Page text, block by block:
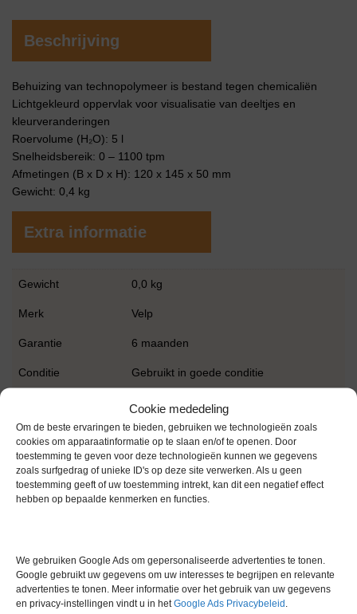
Cookie mededeling
Om de beste ervaringen te bieden, gebruiken we technologieën zoals
cookies om apparaatinformatie op te slaan en/of te openen. Door
toestemming te geven voor deze technologieën kunnen we gegevens
zoals surfgedrag of unieke ID's op deze site verwerken. Als u geen
toestemming geeft of uw toestemming intrekt, kan dit een negatief effect
hebben op bepaalde kenmerken en functies.
We gebruiken Google Ads om gepersonaliseerde advertenties te tonen.
Google gebruikt uw gegevens om uw interesses te begrijpen en relevante
advertenties te tonen. Meer informatie over het gebruik van uw gegevens
en privacy-instellingen vindt u in hetGoogle Ads Privacybeleid .
Beschrijving
Behuizing van technopolymeer is bestand tegen chemicaliën
Lichtgekleurd oppervlak voor visualisatie van deeltjes en
kleurveranderingen
Roervolume (H₂O): 5 l
Snelheidsbereik: 0 – 1100 tpm
Afmetingen (B x D x H): 120 x 145 x 50 mm
Gewicht: 0,4 kg
Extra informatie
Gewicht 0,0 kg
Merk Velp
Garantie 6 maanden
Conditie Gebruikt in goede conditie
Gerelateerde producten
Gereserveerd